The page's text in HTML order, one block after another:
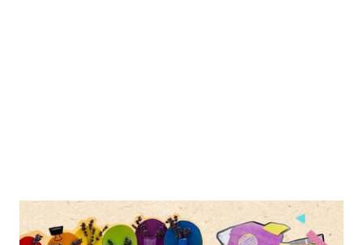
Upcycling für Kinder